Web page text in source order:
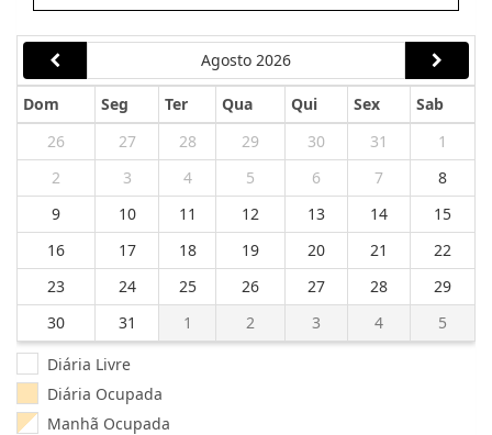
Agosto 2026
Dom Seg Ter Qua Qui Sex
Sab
26
27 28 29 30 31
1
2
3 4 5 6 7
8
9
10 11 12 13 14
15
16
17 18 19 20 21
22
23
24 25 26 27 28
29
30
31 1 2 3 4
5
Diária Livre
Diária Ocupada
Manhã Ocupada